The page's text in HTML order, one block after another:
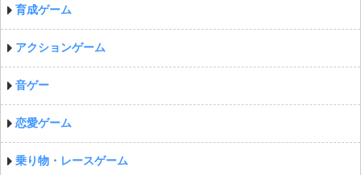
育成ゲーム
アクションゲーム
音ゲー
恋愛ゲーム
乗り物・レースゲーム